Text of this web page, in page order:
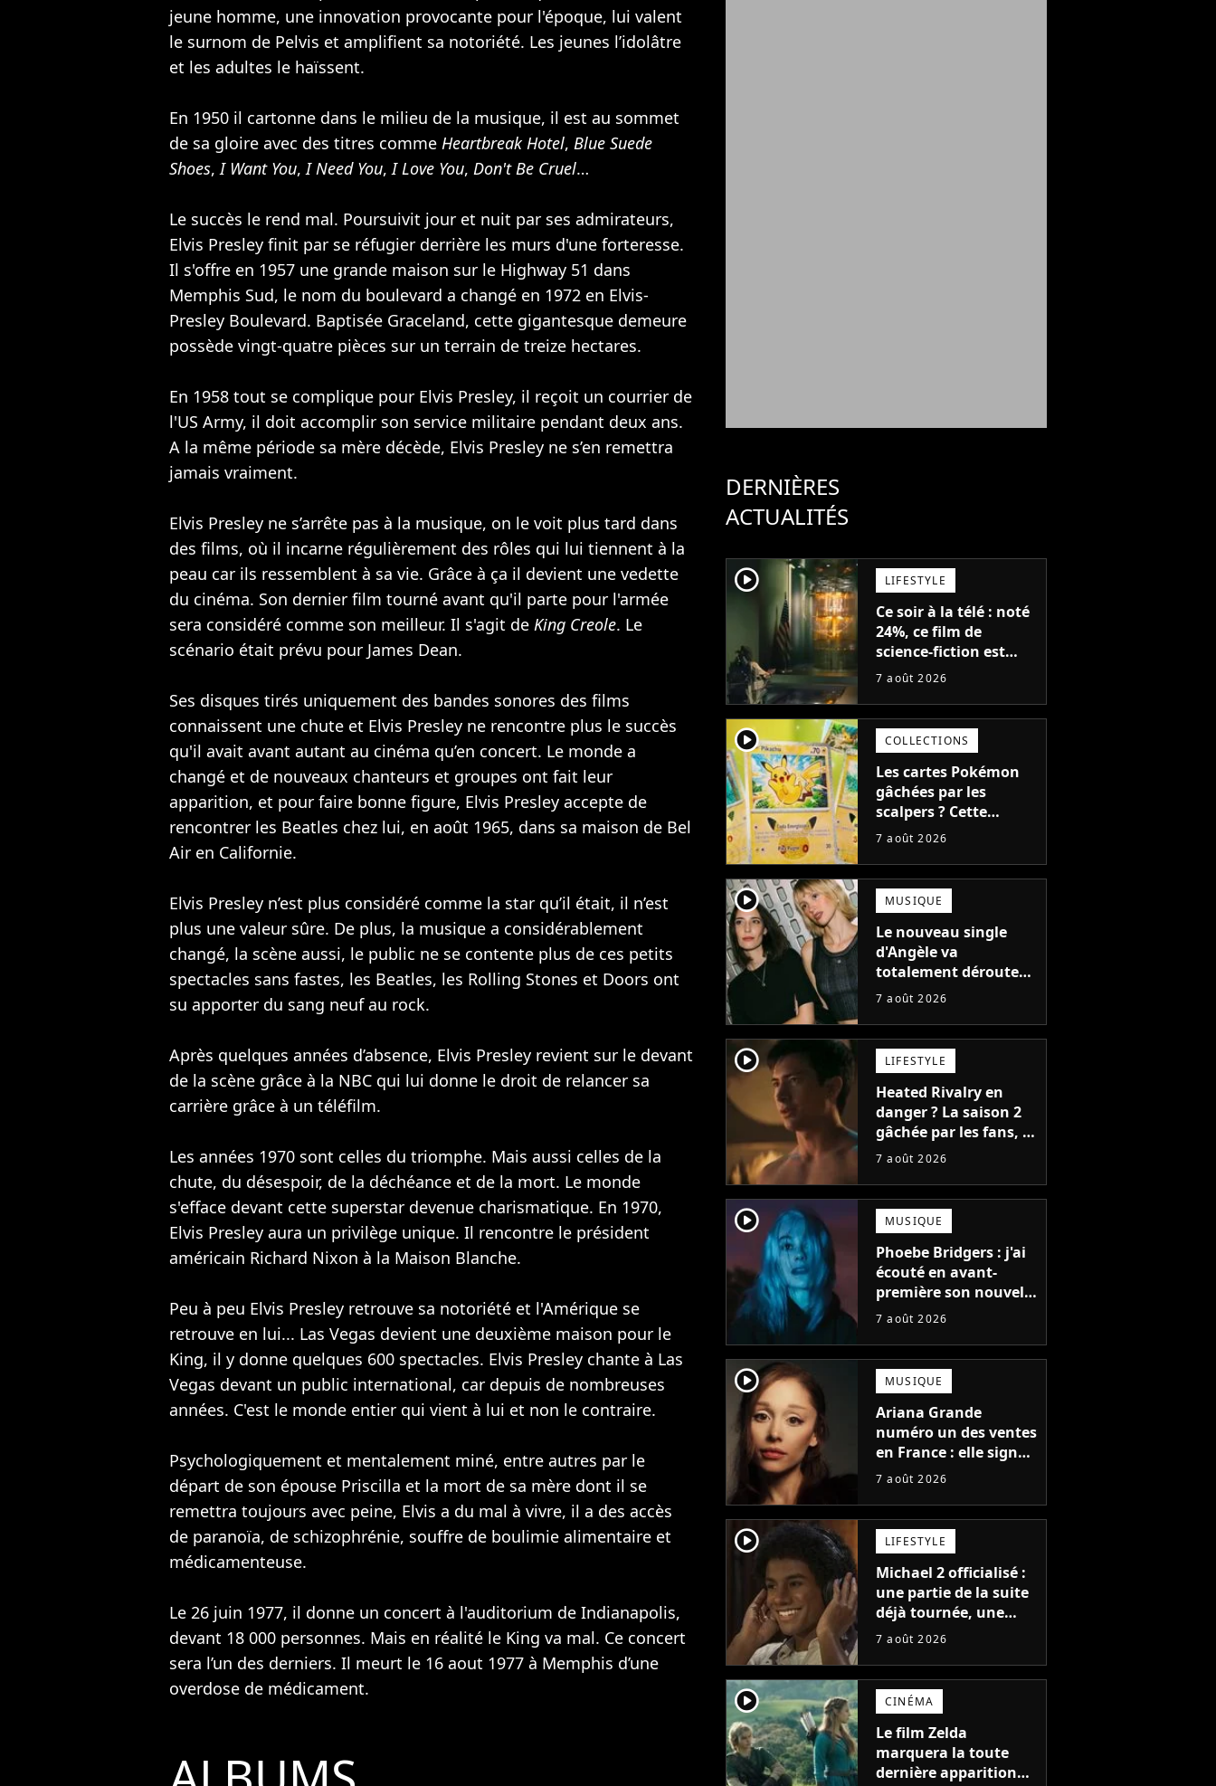
jeune homme, une innovation provocante pour l'époque, lui valent
le surnom de Pelvis et amplifient sa notoriété. Les jeunes l’idolâtre
et les adultes le haïssent.
En 1950 il cartonne dans le milieu de la musique, il est au sommet
de sa gloire avec des titres comme Heartbreak Hotel, Blue Suede
Shoes,I Want You,I Need You,I Love You, Don't Be Cruel…
Le succès le rend mal. Poursuivit jour et nuit par ses admirateurs,
Elvis Presley finit par se réfugier derrière les murs d'une forteresse.
Il s'offre en 1957 une grande maison sur le Highway 51 dans
Memphis Sud, le nom du boulevard a changé en 1972 en Elvis-
Presley Boulevard. Baptisée Graceland, cette gigantesque demeure
possède vingt-quatre pièces sur un terrain de treize hectares.
En 1958 tout se complique pour Elvis Presley, il reçoit un courrier de
l'US Army, il doit accomplir son service militaire pendant deux ans.
A la même période sa mère décède, Elvis Presley ne s’en remettra
jamais vraiment.
Elvis Presley ne s’arrête pas à la musique, on le voit plus tard dans
des films, où il incarne régulièrement des rôles qui lui tiennent à la
peau car ils ressemblent à sa vie. Grâce à ça il devient une vedette
du cinéma. Son dernier film tourné avant qu'il parte pour l'armée
sera considéré comme son meilleur. Il s'agit de King Creole. Le
scénario était prévu pour James Dean.
Ses disques tirés uniquement des bandes sonores des films
connaissent une chute et Elvis Presley ne rencontre plus le succès
qu'il avait avant autant au cinéma qu’en concert. Le monde a
changé et de nouveaux chanteurs et groupes ont fait leur
apparition, et pour faire bonne figure, Elvis Presley accepte de
rencontrer les Beatles chez lui, en août 1965, dans sa maison de Bel
Air en Californie.
Elvis Presley n’est plus considéré comme la star qu’il était, il n’est
plus une valeur sûre. De plus, la musique a considérablement
changé, la scène aussi, le public ne se contente plus de ces petits
spectacles sans fastes, les Beatles, les Rolling Stones et Doors ont
su apporter du sang neuf au rock.
Après quelques années d’absence, Elvis Presley revient sur le devant
de la scène grâce à la NBC qui lui donne le droit de relancer sa
carrière grâce à un téléfilm.
Les années 1970 sont celles du triomphe. Mais aussi celles de la
chute, du désespoir, de la déchéance et de la mort. Le monde
s'efface devant cette superstar devenue charismatique. En 1970,
Elvis Presley aura un privilège unique. Il rencontre le président
américain Richard Nixon à la Maison Blanche.
Peu à peu Elvis Presley retrouve sa notoriété et l'Amérique se
retrouve en lui... Las Vegas devient une deuxième maison pour le
King, il y donne quelques 600 spectacles. Elvis Presley chante à Las
Vegas devant un public international, car depuis de nombreuses
années. C'est le monde entier qui vient à lui et non le contraire.
Psychologiquement et mentalement miné, entre autres par le
départ de son épouse Priscilla et la mort de sa mère dont il se
remettra toujours avec peine, Elvis a du mal à vivre, il a des accès
de paranoïa, de schizophrénie, souffre de boulimie alimentaire et
médicamenteuse.
Le 26 juin 1977, il donne un concert à l'auditorium de Indianapolis,
devant 18 000 personnes. Mais en réalité le King va mal. Ce concert
sera l’un des derniers. Il meurt le 16 aout 1977 à Memphis d’une
overdose de médicament.
DERNIÈRES
ACTUALITÉS
player2 LIFESTYLE
Ce soir à la télé : noté
24%, ce film de
science-fiction est
complètement raté,
encore pire à cause de
son acteur
7 août 2026
player2 COLLECTIONS
Les cartes Pokémon
gâchées par les
scalpers ? Cette
technique géniale
ruiner les revendeurs
7 août 2026
player2 MUSIQUE
Le nouveau single
d'Angèle va
totalement dérouter
le public, et c'est une
7 août 2026
player2 LIFESTYLE
Heated Rivalry en
danger ? La saison 2
gâchée par les fans, le
créateur pousse un
7 août 2026
player2 MUSIQUE
Phoebe Bridgers : j'ai
écouté en avant-
première son nouvel
album, c'est le bijou
7 août 2026
player2 MUSIQUE
Ariana Grande
numéro un des ventes
en France : elle signe
le meilleur démarrage
son album Petal
7 août 2026
player2 LIFESTYLE
Michael 2 officialisé :
une partie de la suite
déjà tournée, une
sortie possible en
7 août 2026
player2 CINÉMA
Le film Zelda
marquera la toute
dernière apparition